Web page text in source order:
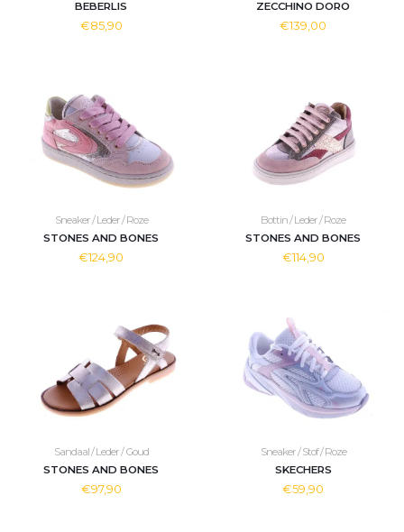
BEBERLIS
€85,90
ZECCHINO DORO
€139,00
Sneaker / Leder / Roze
STONES AND BONES
€124,90
Bottin / Leder / Roze
STONES AND BONES
€114,90
Sandaal / Leder / Goud
STONES AND BONES
€97,90
Sneaker / Stof / Roze
SKECHERS
€59,90